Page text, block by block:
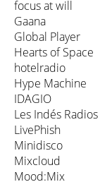
focus at will
Gaana
Global Player
Hearts of Space
hotelradio
Hype Machine
IDAGIO
Les Indés Radios
LivePhish
Minidisco
Mixcloud
Mood:Mix